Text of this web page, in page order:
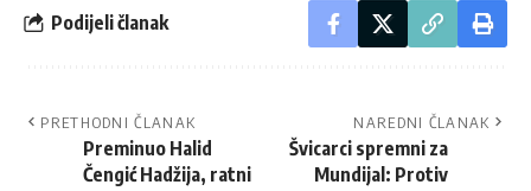
Podijeli članak
PRETHODNI ČLANAK
Preminuo Halid
Čengić Hadžija, ratni
NAREDNI ČLANAK
Švicarci spremni za
Mundijal: Protiv